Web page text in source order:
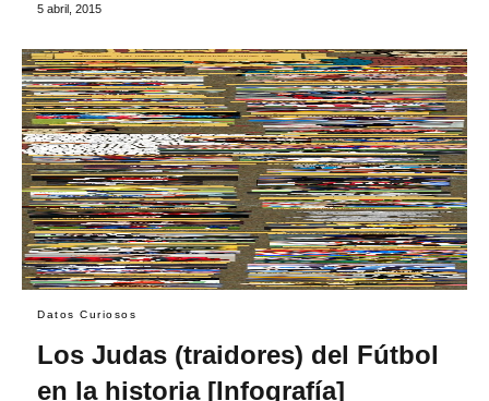
5 abril, 2015
Datos Curiosos
Los Judas (traidores) del Fútbol
en la historia [Infografía]